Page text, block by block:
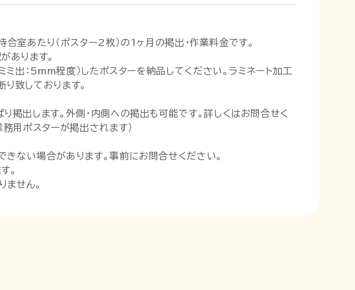
室あたり（ポスター2枚）の1ヶ月の掲出・作業料金です。
あります。
ミ出：5mm程度）したポスターを納品してください。ラミネート加工
致しております。
掲出します。外側・内側への掲出も可能です。詳しくはお問合せく
務用ポスターが掲出されます）
ない場合があります。事前にお問合せください。
。
せん。